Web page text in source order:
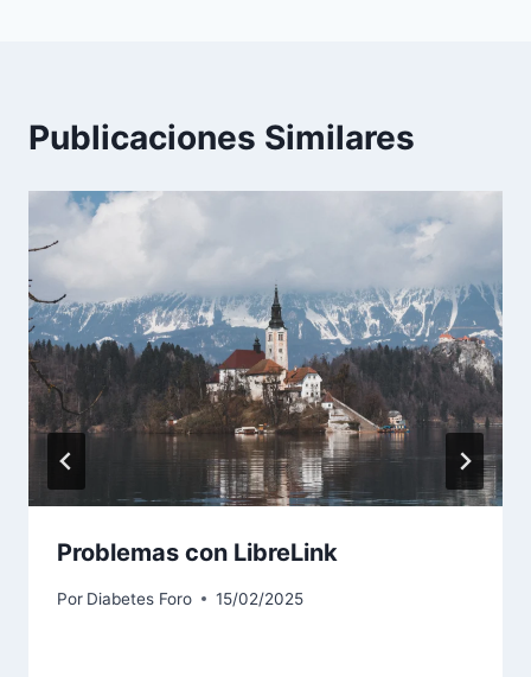
Publicaciones Similares
Problemas con LibreLink
Por Diabetes Foro 15/02/2025